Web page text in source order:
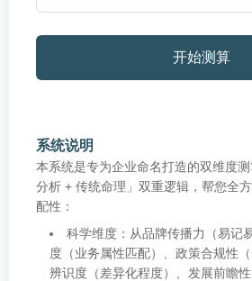
开始测算
系统说明
本系统是专为企业命名打造的双维度
分析 + 传统命理」双重逻辑，帮您全
配性：
科学维度：从品牌传播力（易记
度（业务属性匹配）、政策合规性
辨识度（差异化程度）、发展前瞻